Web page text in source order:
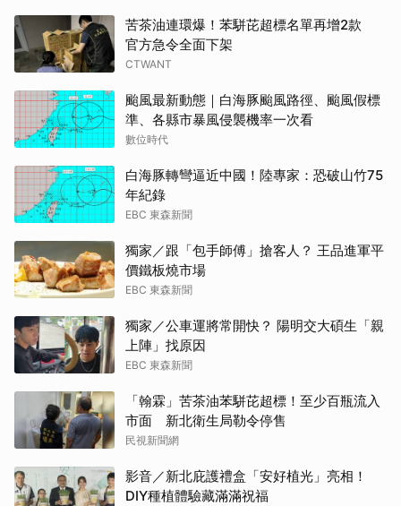
苦茶油連環爆！苯駢芘超標名單再增2款
官方急令全面下架
CTWANT
颱風最新動態｜白海豚颱風路徑、颱風假標
準、各縣市暴風侵襲機率一次看
數位時代
白海豚轉彎逼近中國！陸專家：恐破山竹75
年紀錄
EBC 東森新聞
獨家／跟「包手師傅」搶客人？ 王品進軍平
價鐵板燒市場
EBC 東森新聞
獨家／公車運將常開快？ 陽明交大碩生「親
上陣」找原因
EBC 東森新聞
「翰霖」苦茶油苯駢芘超標！至少百瓶流入
市面 新北衛生局勒令停售
民視新聞網
影音／新北庇護禮盒「安好植光」亮相！
DIY種植體驗藏滿滿祝福